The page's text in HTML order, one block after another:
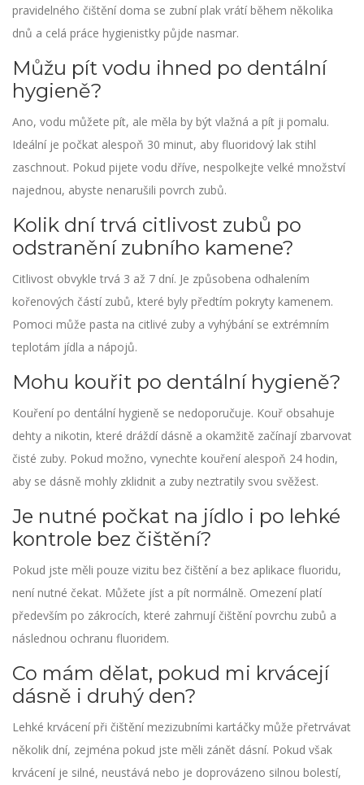
pravidelného čištění doma se zubní plak vrátí během několika
dnů a celá práce hygienistky půjde nasmar.
Můžu pít vodu ihned po dentální
hygieně?
Ano, vodu můžete pít, ale měla by být vlažná a pít ji pomalu.
Ideální je počkat alespoň 30 minut, aby fluoridový lak stihl
zaschnout. Pokud pijete vodu dříve, nespolkejte velké množství
najednou, abyste nenarušili povrch zubů.
Kolik dní trvá citlivost zubů po
odstranění zubního kamene?
Citlivost obvykle trvá 3 až 7 dní. Je způsobena odhalením
kořenových částí zubů, které byly předtím pokryty kamenem.
Pomoci může pasta na citlivé zuby a vyhýbání se extrémním
teplotám jídla a nápojů.
Mohu kouřit po dentální hygieně?
Kouření po dentální hygieně se nedoporučuje. Kouř obsahuje
dehty a nikotin, které dráždí dásně a okamžitě začínají zbarvovat
čisté zuby. Pokud možno, vynechte kouření alespoň 24 hodin,
aby se dásně mohly zklidnit a zuby neztratily svou svěžest.
Je nutné počkat na jídlo i po lehké
kontrole bez čištění?
Pokud jste měli pouze vizitu bez čištění a bez aplikace fluoridu,
není nutné čekat. Můžete jíst a pít normálně. Omezení platí
především po zákrocích, které zahrnují čištění povrchu zubů a
následnou ochranu fluoridem.
Co mám dělat, pokud mi krvácejí
dásně i druhý den?
Lehké krvácení při čištění mezizubními kartáčky může přetrvávat
několik dní, zejména pokud jste měli zánět dásní. Pokud však
krvácení je silné, neustává nebo je doprovázeno silnou bolestí,